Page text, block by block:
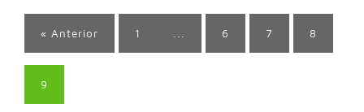
« Anterior 1 6 7 8
9